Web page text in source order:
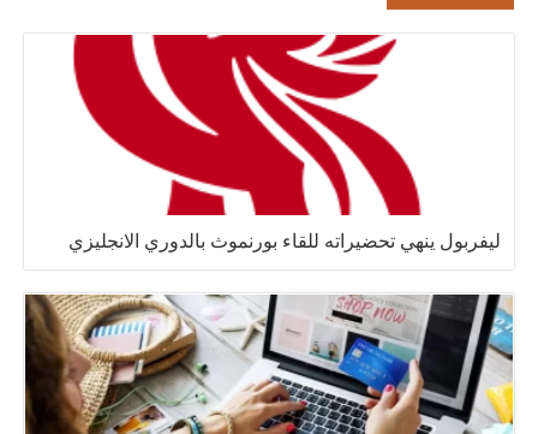
ليفربول ينهي تحضيراته للقاء بورنموث بالدوري الانجليزي